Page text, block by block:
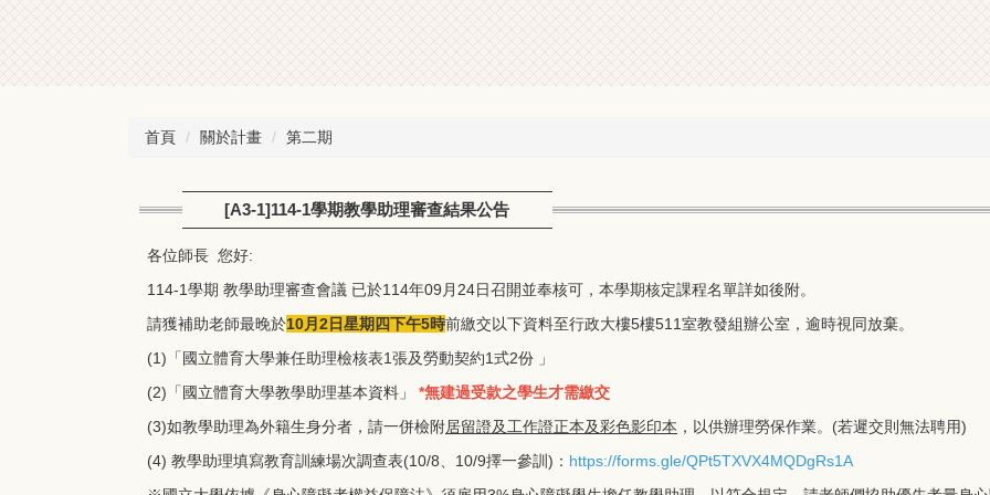
首頁 關於計畫 第二期
[A3-1]114-1學期教學助理審查結果公告
各位師長 您好:
114-1學期 教學助理審查會議 已於114年09月24日召開並奉核可，本學期核定課程名單詳如後附。
請獲補助老師最晚於10月2日星期四下午5時前繳交以下資料至行政大樓5樓511室教發組辦公室，逾時視同放棄。
(1)「國立體育大學兼任助理檢核表1張及勞動契約1式2份 」
(2)「國立體育大學教學助理基本資料」 *無建過受款之學生才需繳交
(3)如教學助理為外籍生身分者，請一併檢附居留證及工作證正本及彩色影印本 ，以供辦理勞保作業。(若遲交則無法聘用)
(4) 教學助理填寫教育訓練場次調查表(10/8、10/9擇一參訓)： https://forms.gle/QPt5TXVX4MQDgRs1A